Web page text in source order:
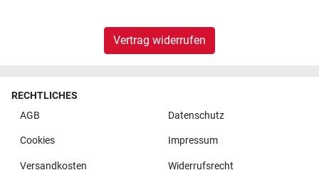
Vertrag widerrufen
RECHTLICHES
AGB
Datenschutz
Cookies Impressum
Versandkosten Widerrufsrecht